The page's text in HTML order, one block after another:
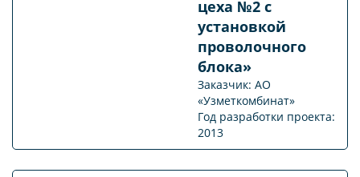
цеха №2 с
установкой
проволочного
блока»
Заказчик: АО
«Узметкомбинат»
Год разработки проекта:
2013